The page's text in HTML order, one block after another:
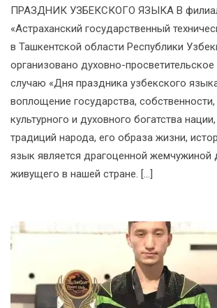
ПРАЗДНИК УЗБЕКСКОГО ЯЗЫКА В
«Астраханский государственный
в Ташкентской области Республики
организовано духовно-
случаю «Дня праздника узбекского
воплощение государства, собственности,
культурного и духовного богатства
традиций народа, его образа жизни,
язык является драгоценной жемчужиной
живущего в нашей стране. […]